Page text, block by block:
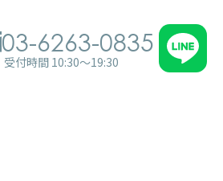
03-6263-0835
受付時間 10:30～19:30